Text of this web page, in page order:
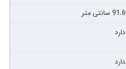
91.6 سانتی متر
دارد
دارد